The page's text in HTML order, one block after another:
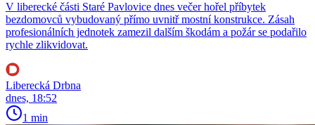
V liberecké části Staré Pavlovice dnes večer hořel příbytek
bezdomovců vybudovaný přímo uvnitř mostní konstrukce. Zásah
profesionálních jednotek zamezil dalším škodám a požár se podařilo
rychle zlikvidovat.
Liberecká Drbna
dnes, 18:52
1 min